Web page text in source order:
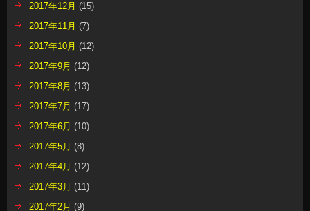
2017年12月 (15)
2017年11月 (7)
2017年10月 (12)
2017年9月 (12)
2017年8月 (13)
2017年7月 (17)
2017年6月 (10)
2017年5月 (8)
2017年4月 (12)
2017年3月 (11)
2017年2月 (9)